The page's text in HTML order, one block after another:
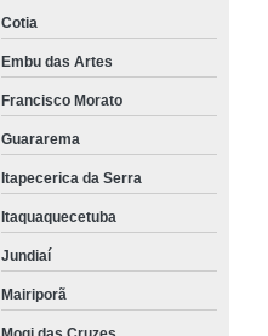
Cotia
Embu das Artes
Francisco Morato
Guararema
Itapecerica da Serra
Itaquaquecetuba
Jundiaí
Mairiporã